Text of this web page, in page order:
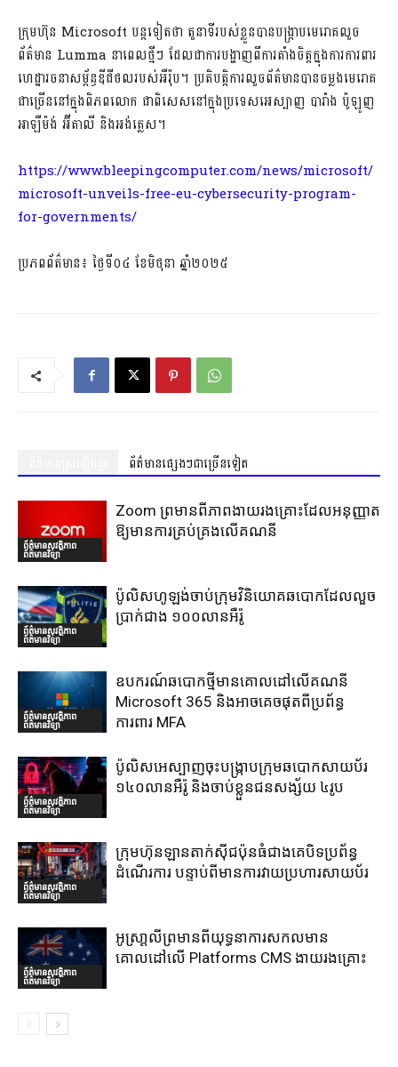
ក្រុមហ៊ុន Microsoft បន្តទៀតថា តួនាទីរបស់ខ្លួនបានបង្រ្កាបមេរោគលួច
ព័ត៌មាន Lumma នាពេលថ្មីៗ ដែលជាការបង្ហាញពីការតាំងចិត្តក្នុងការការពារ
ហេដ្ឋារចនាសម្ព័ន្ធឌីជីថលរបស់អឺរ៉ុប។ ប្រតិបត្តិការលួចព័ត៌មានបានចម្លងមេរោគ
ជាច្រើននៅក្នុងពិភពលោក ជាពិសេសនៅក្នុងប្រទេសអេស្បាញ បារាំង ប៉ូឡូញ
អាឡឺម៉ង់ អ៊ីតាលី និងអង់គ្លេស។
https://www.bleepingcomputer.com/news/microsoft/
microsoft-unveils-free-eu-cybersecurity-program-
for-governments/
ប្រភពព័ត៌មាន៖ ថ្ងៃទី០៤ ខែមិថុនា ឆ្នាំ២០២៥
ព័ត៌មានផ្សេងៗជាច្រើនទៀត
ព័ត៌មានសុវត្ថិភាព
ព័ត៌មានវិទ្យា
Zoom ព្រមានពីភាពងាយរងគ្រោះដែលអនុញ្ញាត
ឱ្យមានការគ្រប់គ្រងលើគណនី
ព័ត៌មានសុវត្ថិភាព
ព័ត៌មានវិទ្យា
ប៉ូលិសហូឡង់ចាប់ក្រុមវិនិយោគឆបោកដែលលួច
ប្រាក់ជាង ១០០លានអឺរ៉ូ
ព័ត៌មានសុវត្ថិភាព
ព័ត៌មានវិទ្យា
ឧបករណ៍ឆបោកថ្មីមានគោលដៅលើគណនី
Microsoft 365 និងអាចគេចផុតពីប្រព័ន្ធ
ការពារ MFA
ព័ត៌មានសុវត្ថិភាព
ព័ត៌មានវិទ្យា
ប៉ូលិសអេស្បាញចុះបង្រ្កាបក្រុមឆបោកសាយប័រ
១៤០លានអឺរ៉ូ និងចាប់ខ្លួនជនសង្ស័យ ៤រូប
ព័ត៌មានសុវត្ថិភាព
ព័ត៌មានវិទ្យា
ក្រុមហ៊ុនឡានតាក់ស៊ីជប៉ុនធំជាងគេបិទប្រព័ន្ធ
ដំណើរការ បន្ទាប់ពីមានការវាយប្រហារសាយប័រ
ព័ត៌មានសុវត្ថិភាព
ព័ត៌មានវិទ្យា
អូស្រា្តលីព្រមានពីយុទ្ធនាការសកលមាន
គោលដៅលើ Platforms CMS ងាយរងគ្រោះ